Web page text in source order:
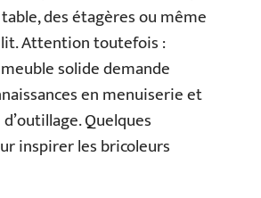
des étagères ou même
Attention toutefois :
solide demande
en menuiserie et
Quelques
inspirer les bricoleurs